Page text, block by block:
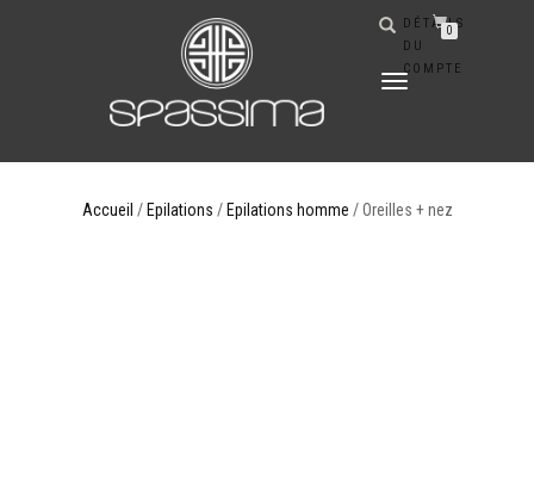
DÉPLIER
DÉTAILS
DU
COMPTE
0
Accueil / Epilations / Epilations homme / Oreilles + nez